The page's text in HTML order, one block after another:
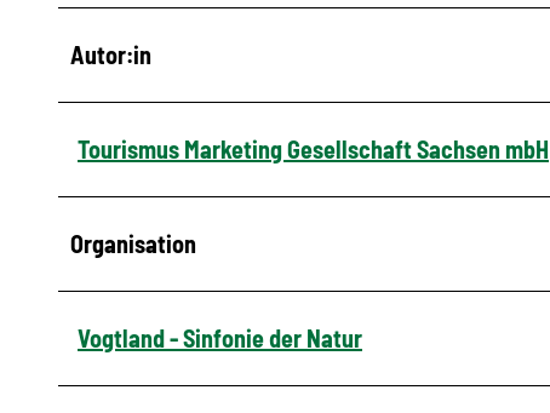
Autor:in
Tourismus Marketing Gesellschaft Sachsen mbH
Organisation
Vogtland - Sinfonie der Natur